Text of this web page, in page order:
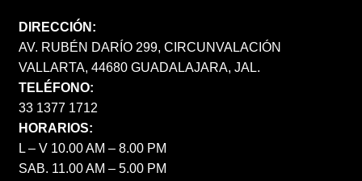
DIRECCIÓN:
AV. RUBÉN DARÍO 299, CIRCUNVALACIÓN
VALLARTA, 44680 GUADALAJARA, JAL.
TELÉFONO:
33 1377 1712
HORARIOS:
L – V 10.00 AM – 8.00 PM
SAB. 11.00 AM – 5.00 PM